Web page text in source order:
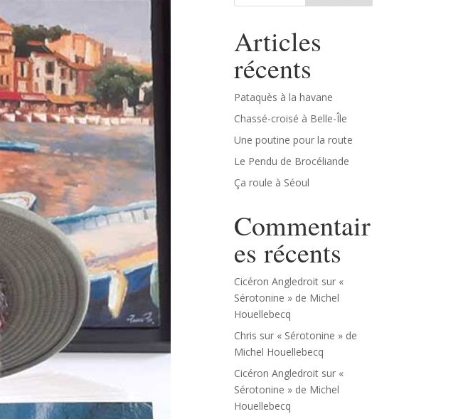
Articles
récents
Pataquès à la havane
Chassé-croisé à Belle-Île
Une poutine pour la route
Le Pendu de Brocéliande
Ça roule à Séoul
Commentair
es récents
Cicéron Angledroit sur «
Sérotonine » de Michel
Houellebecq
Chris sur « Sérotonine » de
Michel Houellebecq
Cicéron Angledroit sur «
Sérotonine » de Michel
Houellebecq